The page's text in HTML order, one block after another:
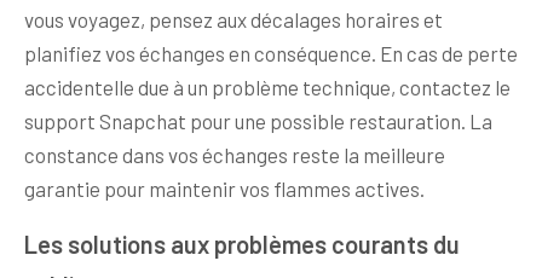
vous voyagez, pensez aux décalages horaires et
planifiez vos échanges en conséquence. En cas de perte
accidentelle due à un problème technique, contactez le
support Snapchat pour une possible restauration. La
constance dans vos échanges reste la meilleure
garantie pour maintenir vos flammes actives.
Les solutions aux problèmes courants du